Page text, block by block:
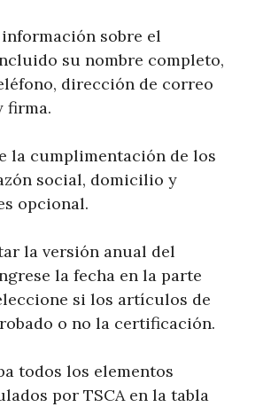
sobre el
su nombre completo,
dirección de correo
firma.
la cumplimentación de los
social, domicilio y
opcional.
la versión anual del
la fecha en la parte
si los artículos de
o no la certificación.
todos los elementos
por TSCA en la tabla